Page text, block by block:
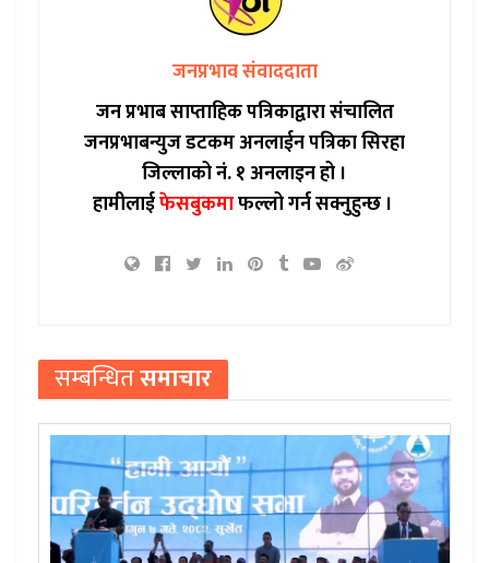
जनप्रभाव संवाददाता
जन प्रभाब साप्ताहिक पत्रिकाद्वारा संचालित
जनप्रभाबन्युज डटकम अनलाईन पत्रिका सिरहा
जिल्लाको नं. १ अनलाइन हो ।
हामीलाईफेसबुकमाफल्लो गर्न सक्नुहुन्छ ।
सम्बन्धितसमाचार